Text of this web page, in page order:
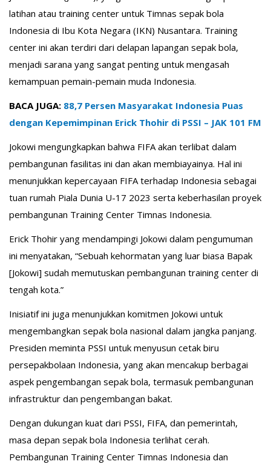
latihan atau training center untuk Timnas sepak bola
Indonesia di Ibu Kota Negara (IKN) Nusantara. Training
center ini akan terdiri dari delapan lapangan sepak bola,
menjadi sarana yang sangat penting untuk mengasah
kemampuan pemain-pemain muda Indonesia.
BACA JUGA: 88,7 Persen Masyarakat Indonesia Puas
dengan Kepemimpinan Erick Thohir di PSSI – JAK 101 FM
Jokowi mengungkapkan bahwa FIFA akan terlibat dalam
pembangunan fasilitas ini dan akan membiayainya. Hal ini
menunjukkan kepercayaan FIFA terhadap Indonesia sebagai
tuan rumah Piala Dunia U-17 2023 serta keberhasilan proyek
pembangunan Training Center Timnas Indonesia.
Erick Thohir yang mendampingi Jokowi dalam pengumuman
ini menyatakan, “Sebuah kehormatan yang luar biasa Bapak
[Jokowi] sudah memutuskan pembangunan training center di
tengah kota.”
Inisiatif ini juga menunjukkan komitmen Jokowi untuk
mengembangkan sepak bola nasional dalam jangka panjang.
Presiden meminta PSSI untuk menyusun cetak biru
persepakbolaan Indonesia, yang akan mencakup berbagai
aspek pengembangan sepak bola, termasuk pembangunan
infrastruktur dan pengembangan bakat.
Dengan dukungan kuat dari PSSI, FIFA, dan pemerintah,
masa depan sepak bola Indonesia terlihat cerah.
Pembangunan Training Center Timnas Indonesia dan